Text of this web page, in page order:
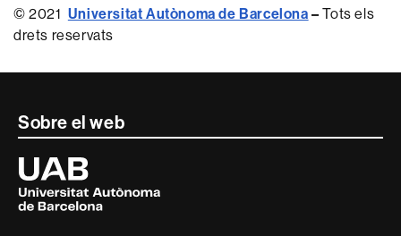
© 2021 Universitat Autònoma de Barcelona –Tots els
drets reservats
Contacte
informació
legal
Sobre el web
Universitat
Autònoma
de
Barcelona